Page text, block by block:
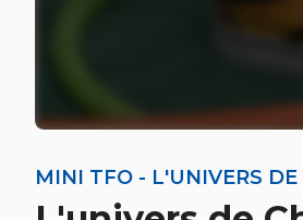
MINI TFO - L'UNIVERS